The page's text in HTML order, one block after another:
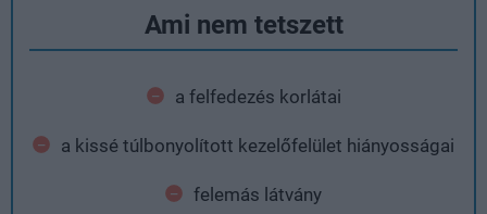
Ami nem tetszett
a felfedezés korlátai
a kissé túlbonyolított kezelőfelület hiányosságai
felemás látvány